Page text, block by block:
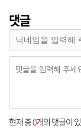
댓글
현재 총0개의 댓글이